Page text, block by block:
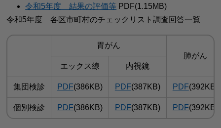
令和5年度 結果の評価等 PDF(1.15MB)
令和5年度 各区市町村のチェックリスト調査回答一覧
胃がん
肺がん
エックス線
内視鏡
集団検診 PDF(386KB) PDF(387KB) PDF(392KB)
個別検診 PDF(386KB) PDF(387KB) PDF(392KB)